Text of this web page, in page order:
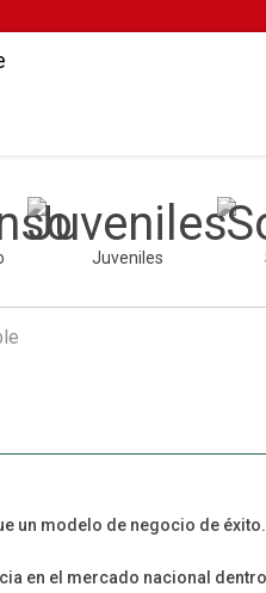
Juveniles
un modelo de negocio de éxito.
en el mercado nacional